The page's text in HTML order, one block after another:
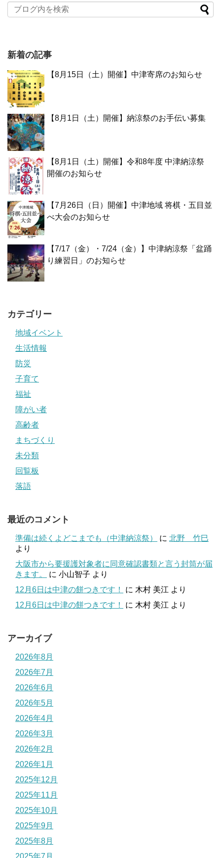
新着の記事
【8月15日（土）開催】中津寄席のお知らせ
【8月1日（土）開催】納涼祭のお手伝い募集
【8月1日（土）開催】令和8年度 中津納涼祭
開催のお知らせ
【7月26日（日）開催】中津地域 将棋・五目並
べ大会のお知らせ
【7/17（金）・7/24（金）】中津納涼祭「盆踊
り練習日」のお知らせ
カテゴリー
地域イベント
生活情報
防災
子育て
福祉
障がい者
高齢者
まちづくり
未分類
回覧板
落語
最近のコメント
準備は続くよどこまでも（中津納涼祭） に 北野 竹巳
より
大阪市から要援護対象者に同意確認書類と言う封筒が届
きます。
に 小山智子 より
12月6日は中津の餅つきです！
に 木村 美江 より
12月6日は中津の餅つきです！
に 木村 美江 より
アーカイブ
2026年8月
2026年7月
2026年6月
2026年5月
2026年4月
2026年3月
2026年2月
2026年1月
2025年12月
2025年11月
2025年10月
2025年9月
2025年8月
2025年7月